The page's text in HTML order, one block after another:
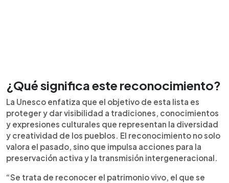
¿Qué significa este reconocimiento?
La Unesco enfatiza que el objetivo de esta lista es
proteger y dar visibilidad a tradiciones, conocimientos
y expresiones culturales que representan la diversidad
y creatividad de los pueblos. El reconocimiento no solo
valora el pasado, sino que impulsa acciones para la
preservación activa y la transmisión intergeneracional.
“Se trata de reconocer el patrimonio vivo, el que se